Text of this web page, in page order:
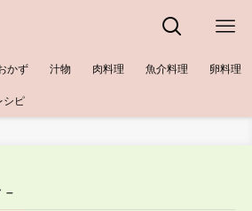
かず 汁物 肉料理 魚介料理 卵料理
シピ
–